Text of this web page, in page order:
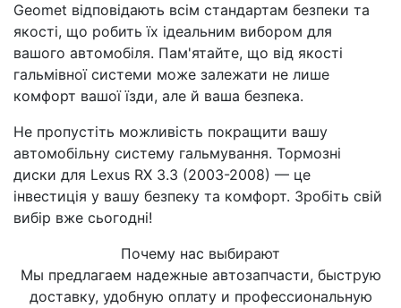
Geomet відповідають всім стандартам безпеки та
якості, що робить їх ідеальним вибором для
вашого автомобіля. Пам'ятайте, що від якості
гальмівної системи може залежати не лише
комфорт вашої їзди, але й ваша безпека.
Не пропустіть можливість покращити вашу
автомобільну систему гальмування. Тормозні
диски для Lexus RX 3.3 (2003-2008) — це
інвестиція у вашу безпеку та комфорт. Зробіть свій
вибір вже сьогодні!
Почему нас выбирают
Мы предлагаем надежные автозапчасти, быструю
доставку, удобную оплату и профессиональную